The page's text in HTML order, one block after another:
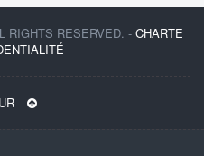
RIGHTS RESERVED. - CHARTE